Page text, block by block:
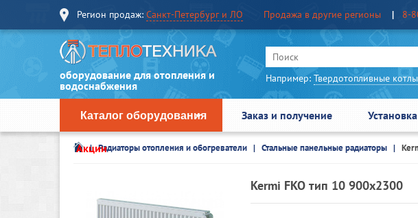
Регион продаж: Санкт-Петербург и ЛО Продажа в другие регионы 8-
оборудование для отопления и
водоснабжения
Например: Твердотопливные
Каталог оборудования Заказ и получение
АкцииРадиаторы отопления и обогреватели Стальные панельные радиаторы
Kermi FKO тип 10 900x2300